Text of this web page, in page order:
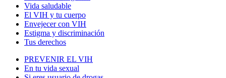
Vida saludable
El VIH y tu cuerpo
Envejecer con VIH
Estigma y discriminación
Tus derechos
PREVENIR EL VIH
En tu vida sexual